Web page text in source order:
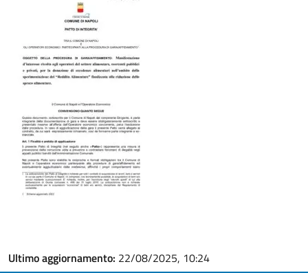
Ultimo aggiornamento: 22/08/2025, 10:24